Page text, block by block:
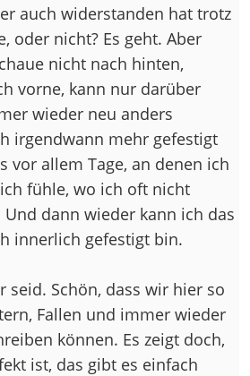
auch widerstanden hat trotz
oder nicht? Es geht. Aber
nicht nach hinten,
vorne, kann nur darüber
wieder neu anders
irgendwann mehr gefestigt
vor allem Tage, an denen ich
fühle, wo ich oft nicht
dann wieder kann ich das
innerlich gefestigt bin.
seid. Schön, dass wir hier so
Fallen und immer wieder
können. Es zeigt doch,
ist, das gibt es einfach